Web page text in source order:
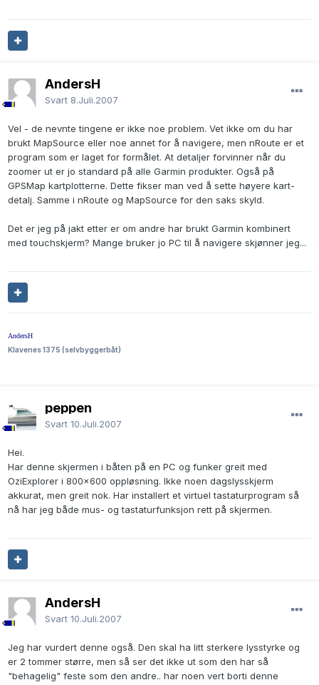
AndersH
Svart 8.Juli.2007
Vel - de nevnte tingene er ikke noe problem. Vet ikke om du har
brukt MapSource eller noe annet for å navigere, men nRoute er et
program som er laget for formålet. At detaljer forvinner når du
zoomer ut er jo standard på alle Garmin produkter. Også på
GPSMap kartplotterne. Dette fikser man ved å sette høyere kart-
detalj. Samme i nRoute og MapSource for den saks skyld.
Det er jeg på jakt etter er om andre har brukt Garmin kombinert
med touchskjerm? Mange bruker jo PC til å navigere skjønner jeg...
AndersH
Klavenes 1375 (selvbyggerbåt)
peppen
Svart 10.Juli.2007
Hei.
Har denne skjermen i båten på en PC og funker greit med
OziExplorer i 800x600 oppløsning. Ikke noen dagslysskjerm
akkurat, men greit nok. Har installert et virtuel tastaturprogram så
nå har jeg både mus- og tastaturfunksjon rett på skjermen.
AndersH
Svart 10.Juli.2007
Jeg har vurdert denne også. Den skal ha litt sterkere lysstyrke og
er 2 tommer større, men så ser det ikke ut som den har så
"behagelig" feste som den andre.. har noen vert borti denne